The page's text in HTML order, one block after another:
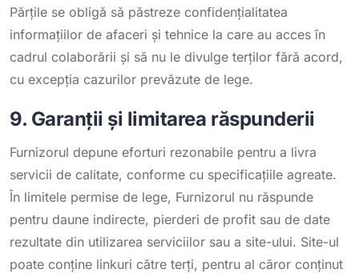
Părțile se obligă să păstreze confidențialitatea
informațiilor de afaceri și tehnice la care au acces în
cadrul colaborării și să nu le divulge terților fără acord,
cu excepția cazurilor prevăzute de lege.
9. Garanții și limitarea răspunderii
Furnizorul depune eforturi rezonabile pentru a livra
servicii de calitate, conforme cu specificațiile agreate.
În limitele permise de lege, Furnizorul nu răspunde
pentru daune indirecte, pierderi de profit sau de date
rezultate din utilizarea serviciilor sau a site-ului. Site-ul
poate conține linkuri către terți, pentru al căror conținut